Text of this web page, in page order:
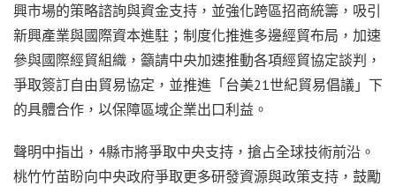
興市場的策略諮詢與資金支持，並強化跨區招商統籌，吸引
新興產業與國際資本進駐；制度化推進多邊經貿布局，加速
參與國際經貿組織，籲請中央加速推動各項經貿協定談判，
爭取簽訂自由貿易協定，並推進「台美21世紀貿易倡議」下
的具體合作，以保障區域企業出口利益。
聲明中指出，4縣市將爭取中央支持，搶占全球技術前沿。
桃竹竹苗盼向中央政府爭取更多研發資源與政策支持，鼓勵